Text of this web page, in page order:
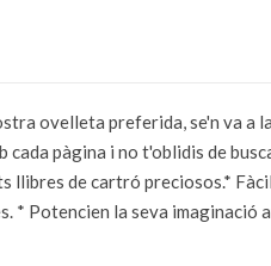
ovelleta preferida, se'n va a
pàgina i no t'oblidis de
llibres de cartró preciosos.*
* Potencien la seva imaginació